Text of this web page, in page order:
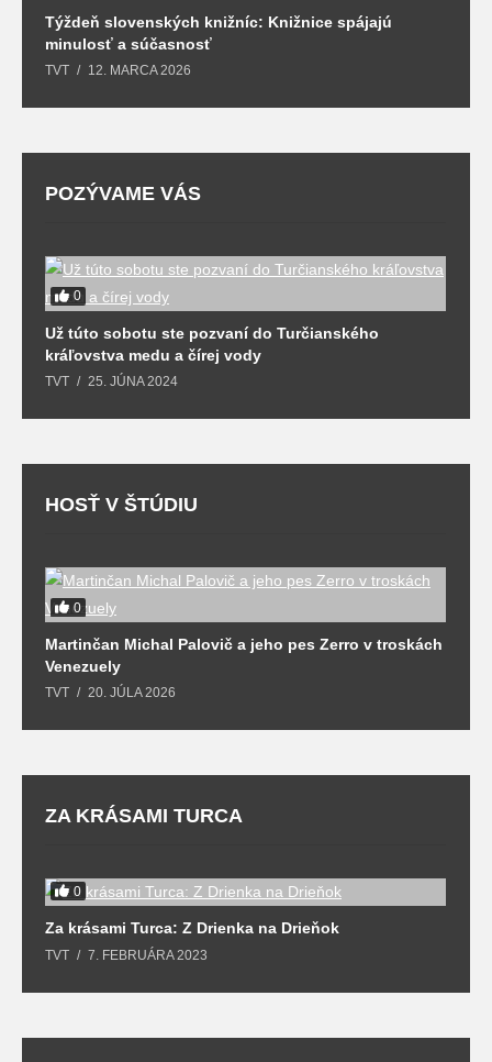
Týždeň slovenských knižníc: Knižnice spájajú
minulosť a súčasnosť
TVT 12. MARCA 2026
POZÝVAME VÁS
0
Už túto sobotu ste pozvaní do Turčianského
kráľovstva medu a čírej vody
TVT 25. JÚNA 2024
HOSŤ V ŠTÚDIU
0
Martinčan Michal Palovič a jeho pes Zerro v troskách
Venezuely
TVT 20. JÚLA 2026
ZA KRÁSAMI TURCA
0
Za krásami Turca: Z Drienka na Drieňok
TVT 7. FEBRUÁRA 2023